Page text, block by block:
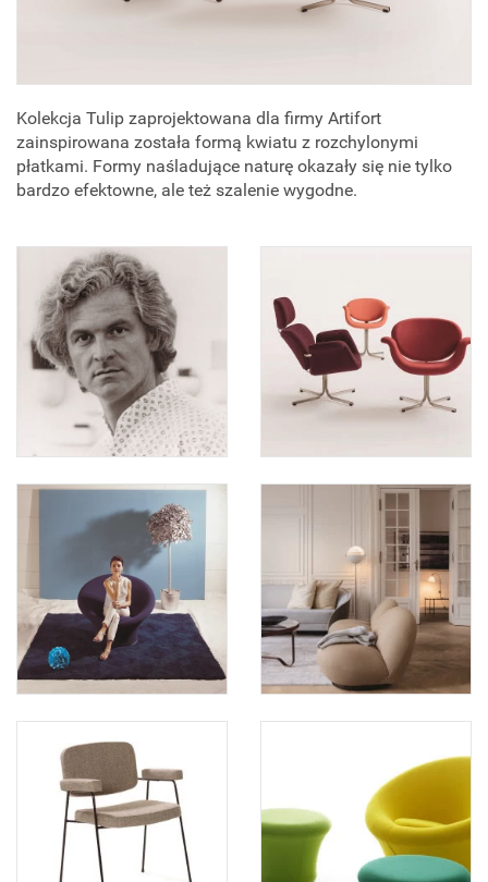
Kolekcja Tulip zaprojektowana dla firmy Artifort
zainspirowana została formą kwiatu z rozchylonymi
płatkami. Formy naśladujące naturę okazały się nie tylko
bardzo efektowne, ale też szalenie wygodne.